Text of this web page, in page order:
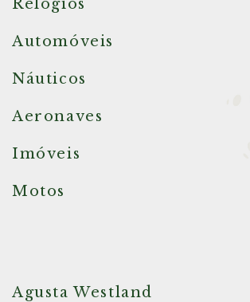
Relógios
Automóveis
Náuticos
Aeronaves
Imóveis
Motos
Agusta Westland